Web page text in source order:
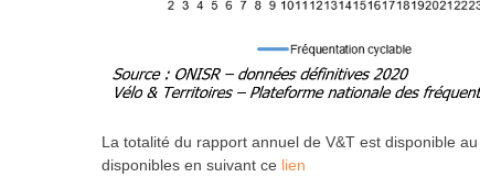
La totalité du rapport annuel de V&T est disponible
disponibles en suivant ce lien